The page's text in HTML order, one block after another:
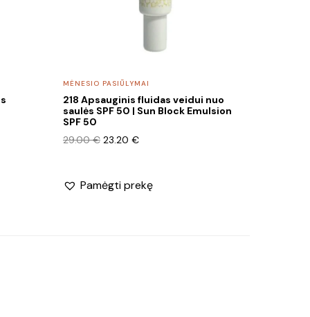
MĖNESIO PASIŪLYMAI
218 Apsauginis fluidas veidui nuo
saulės SPF 50 | Sun Block Emulsion
SPF 50
29.00€ Original
29.00 €.
23.20 €Current
23.20 €.
Pamėgti prekę